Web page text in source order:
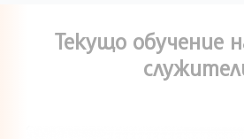
Текущо обучение